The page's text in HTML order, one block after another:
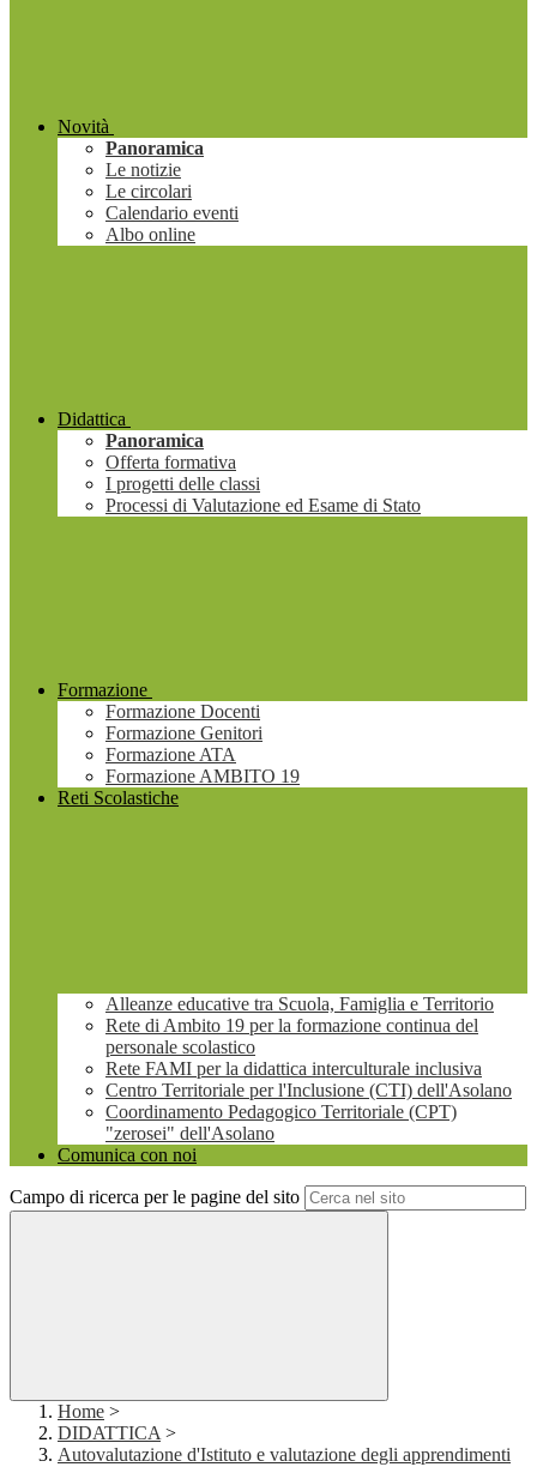
Novità
Panoramica
Le notizie
Le circolari
Calendario eventi
Albo online
Didattica
Panoramica
Offerta formativa
I progetti delle classi
Processi di Valutazione ed Esame di Stato
Formazione
Formazione Docenti
Formazione Genitori
Formazione ATA
Formazione AMBITO 19
Reti Scolastiche
Alleanze educative tra Scuola, Famiglia e Territorio
Rete di Ambito 19 per la formazione continua del
personale scolastico
Rete FAMI per la didattica interculturale inclusiva
Centro Territoriale per l'Inclusione (CTI) dell'Asolano
Coordinamento Pedagogico Territoriale (CPT)
"zerosei" dell'Asolano
Comunica con noi
Campo di ricerca per le pagine del sito
Home >
DIDATTICA >
Autovalutazione d'Istituto e valutazione degli apprendimenti